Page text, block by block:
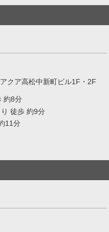
クア高松中新町ビル1F・2F
約8分
徒歩 約9分
11分